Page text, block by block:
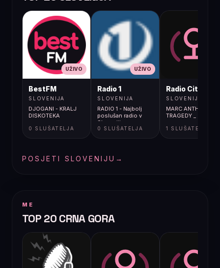
UŽIVO
BestFM
SLOVENIJA
DJOGANI - KRALJ
DISKOTEKA
0 SLUŠATELJA
UŽIVO
Radio 1
SLOVENIJA
RADIO 1 - Najbolj
poslušan radio v
Sloveniji
0 SLUŠATELJA
Radio City
SLOVENIJA
MARC ANTHONY /
TRAGEDY _
1 SLUŠATELJA
POSJETI SLOVENIJU →
ME
TOP 20 CRNA GORA